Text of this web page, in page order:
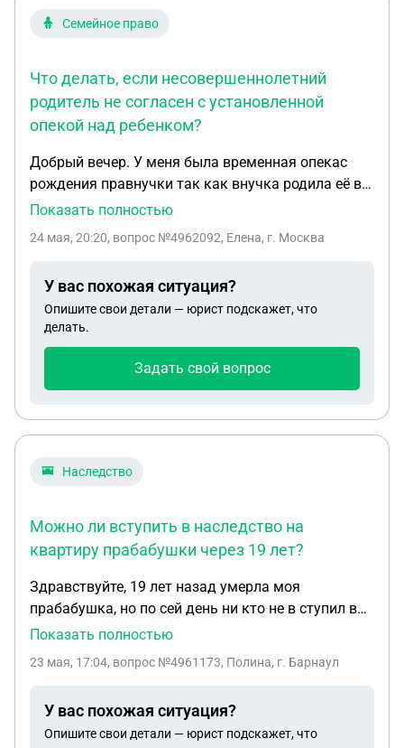
10 лет?Семейное право
Что делать, если несовершеннолетний
родитель не согласен с установленной
опекой над ребенком?
Добрый вечер. У меня была временная опекас
рождения правнучки так как внучка родила её в
15 лет. Потом я оформила постоянную опеку.
что на постоянную опеку она разрешение не
Показать полностью
24 мая, 20:20, вопрос №4962092, Елена, г. Москва
У вас похожая ситуация?
Опишите свои детали — юрист подскажет, что
делать.
Задать свой вопрос
Наследство
Можно ли вступить в наследство на
квартиру прабабушки через 19 лет?
Здравствуйте, 19 лет назад умерла моя
прабабушка, но по сей день ни кто не в ступил в
наследство, прямой наследник моя бабушка, но
семьей (мама,папа, сестра и я) жили там,
не успела… Мамы и папы не давно не стало, и вот
вопрос, можем ли мы с сестрой претендовать на
Показать полностью
23 мая, 17:04, вопрос №4961173, Полина, г. Барнаул
У вас похожая ситуация?
Опишите свои детали — юрист подскажет, что